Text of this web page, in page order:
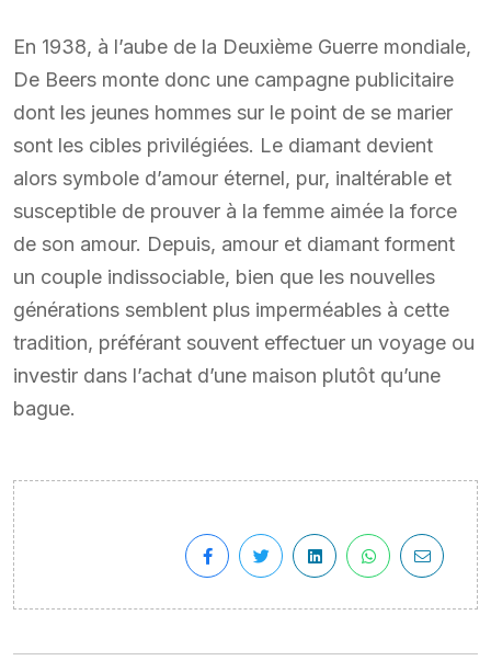
En 1938, à l’aube de la Deuxième Guerre mondiale,
De Beers monte donc une campagne publicitaire
dont les jeunes hommes sur le point de se marier
sont les cibles privilégiées. Le diamant devient
alors symbole d’amour éternel, pur, inaltérable et
susceptible de prouver à la femme aimée la force
de son amour. Depuis, amour et diamant forment
un couple indissociable, bien que les nouvelles
générations semblent plus imperméables à cette
tradition, préférant souvent effectuer un voyage ou
investir dans l’achat d’une maison plutôt qu’une
bague.